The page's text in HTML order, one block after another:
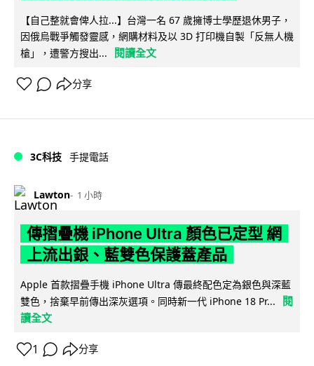
【自己整就會俾人拉...】台灣一名 67 歲擁博士學歷退休男子，
因俄烏戰爭觸發靈感，網購材料及以 3D 打印機自製「反無人機
槍」，遭警方搜出...
閱讀全文
分享
3C科技 手提電話
Lawton 1 小時
傳摺疊機 iPhone Ultra 顏色已定型 網
上流出銀、藍雙色保護蓋產品
Apple 首款摺疊手機 iPhone Ultra 傳最終配色定為銀色與深藍
雙色，捨棄早前傳出深灰選項。同時新一代 iPhone 18 Pr...
閱
讀全文
1 分享